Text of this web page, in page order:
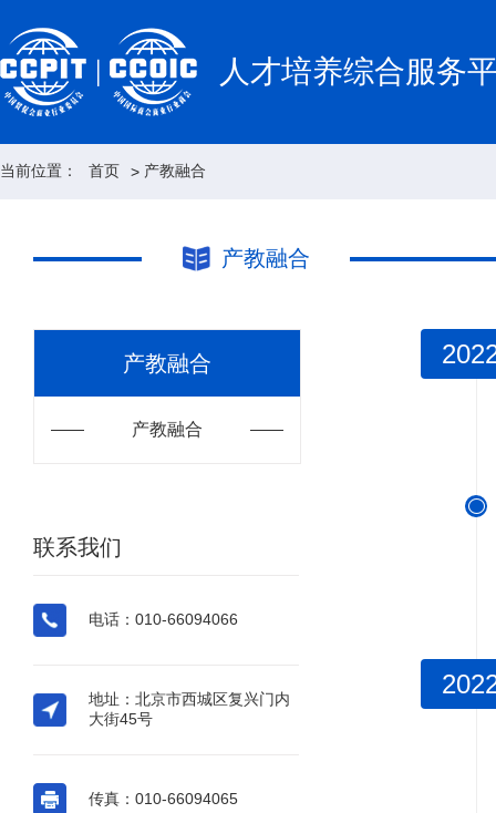
人才培养综合服务
当前位置： 首页 > 产教融合
产教融合
产教融合
产教融合
联系我们
电话：010-66094066
地址：北京市西城区复兴门内
大街45号
传真：010-66094065
